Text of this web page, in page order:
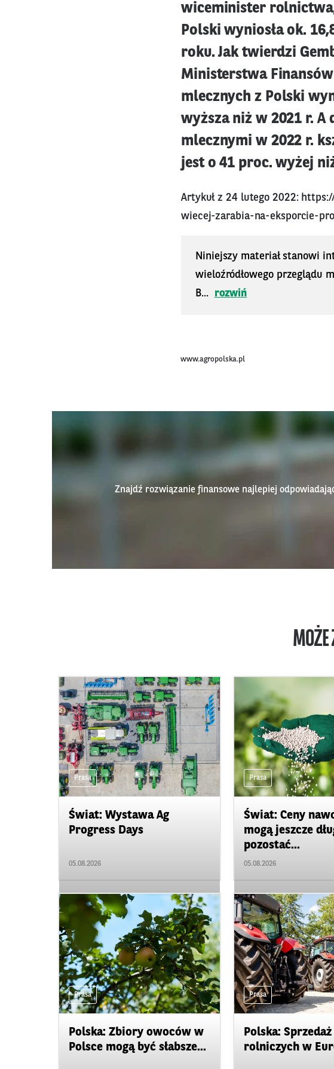
wiceminister
Polski wyniosła ok.
roku. Jak twierdzi
Ministerstwa
mlecznych z Polski
wyższa niż w 2021 r.
mlecznymi w 2022 r.
jest o 41 proc. wyżej
Artykuł z 24 lutego 2022:
wiecej-zarabia-na-eksporcie-
Niniejszy materiał stanowi
wieloźródłowego przeglądu
B...
rozwiń
www.agropolska.pl
Znajdź rozwiązanie finansowe najlepiej
MOŻE
Prasa
Świat: Wystawa Ag
Progress Days
05.08.2026
Prasa
Świat: Ceny
mogą jeszcze
pozostać...
05.08.2026
Prasa
Polska: Zbiory owoców w
Polsce mogą być słabsze...
Prasa
Polska:
rolniczych w